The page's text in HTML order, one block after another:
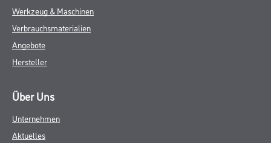
Werkzeug & Maschinen
Verbrauchsmaterialien
Angebote
Hersteller
Über Uns
Unternehmen
Aktuelles